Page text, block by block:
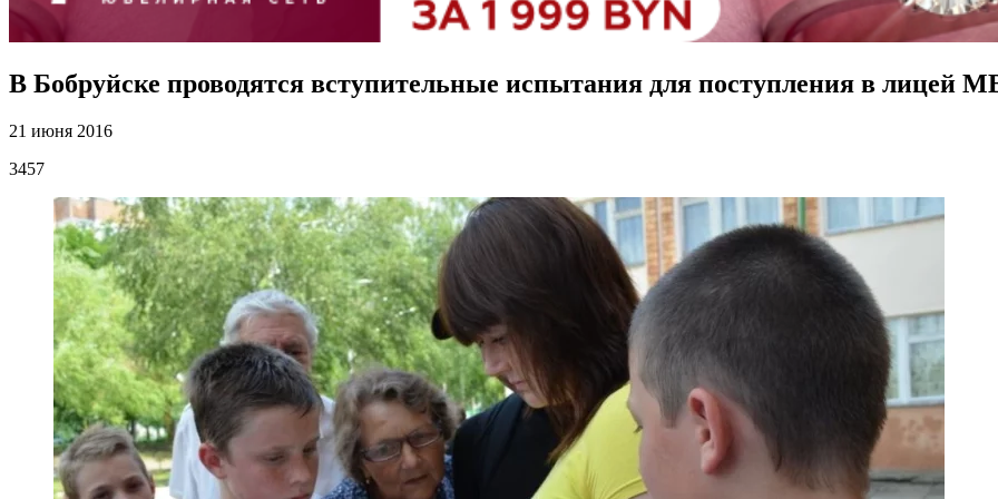
В Бобруйске проводятся вступительные испытания для поступления в лицей
21 июня 2016
3457